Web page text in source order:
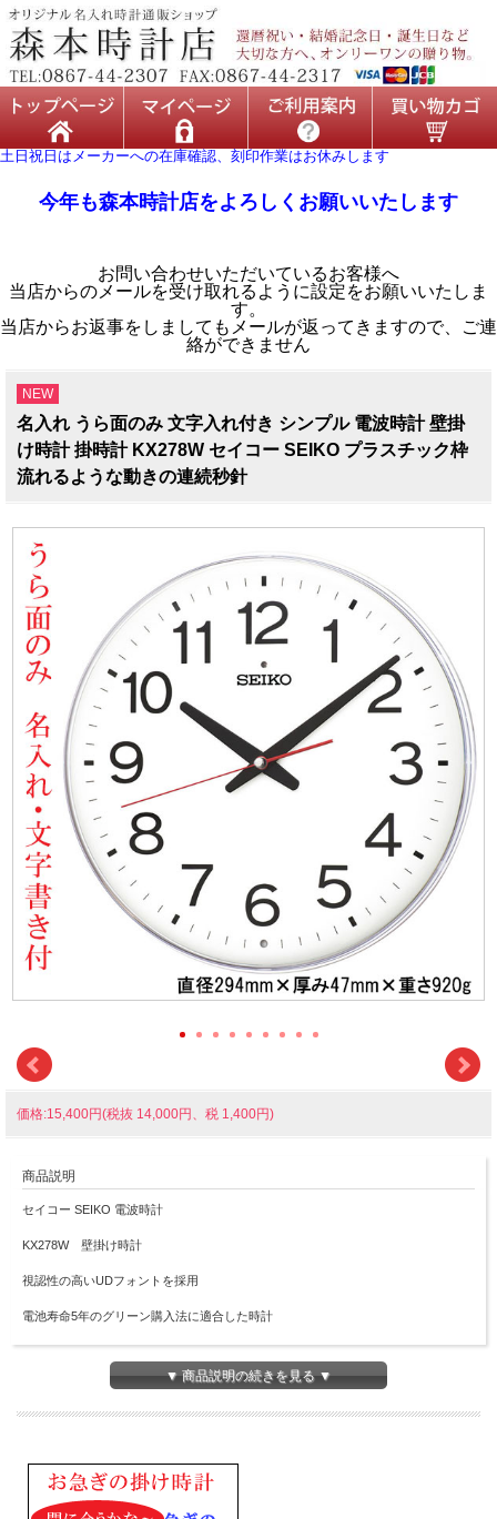
土日祝日はメーカーへの在庫確認、刻印作業はお休みします
今年も森本時計店をよろしくお願いいたします
お問い合わせいただいているお客様へ
当店からのメールを受け取れるように設定をお願いいたしま
す。
当店からお返事をしましてもメールが返ってきますので、ご連
絡ができません
NEW
名入れ うら面のみ 文字入れ付き シンプル 電波時計 壁掛
け時計 掛時計 KX278W セイコー SEIKO プラスチック枠
流れるような動きの連続秒針
価格:15,400円(税抜 14,000円、税 1,400円)
商品説明
セイコー SEIKO 電波時計
KX278W 壁掛け時計
視認性の高いUDフォントを採用
電池寿命5年のグリーン購入法に適合した時計
枠を目立たせない構造にし、サイドまで透明カバーで覆っています
・スイープセコンド
・おやすみ秒針（光センサーによる自動秒針停止機能）
・電池切れ予告機能（秒針停止）
▼ 商品説明の続きを見る ▼